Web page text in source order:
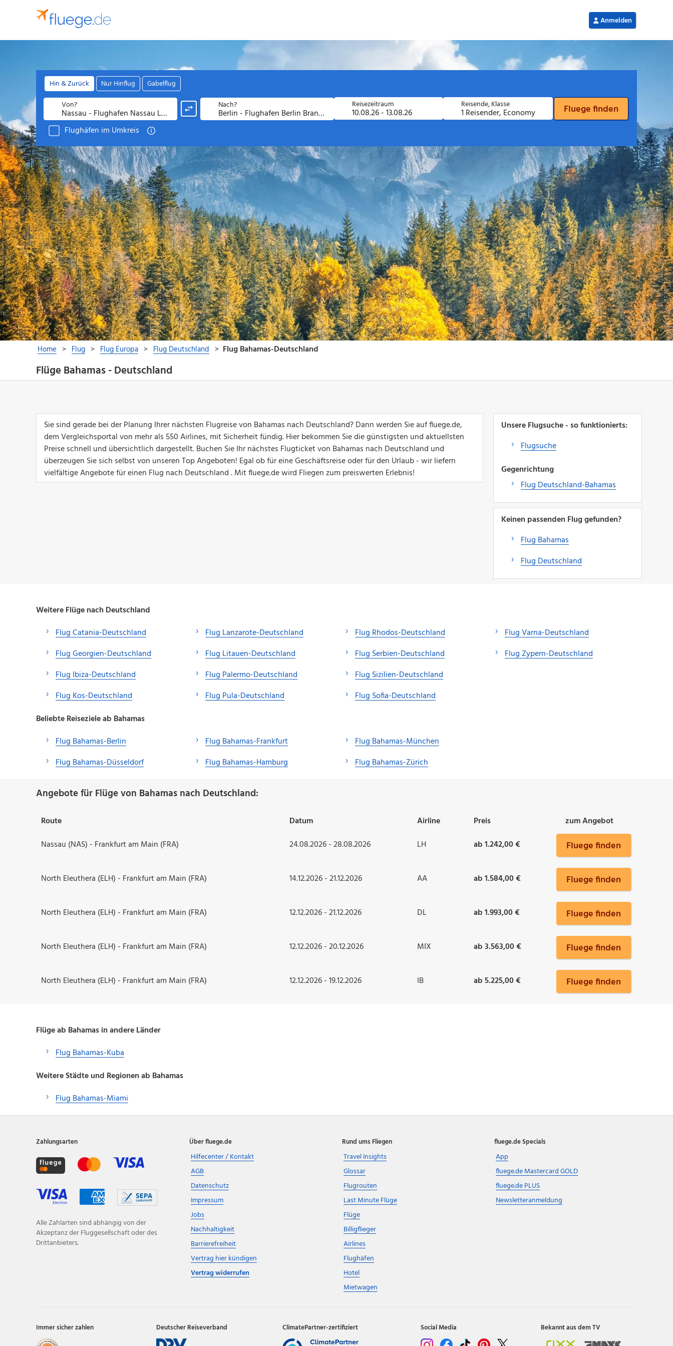
Flüge Bahamas - Deutschland
Sie sind gerade bei der Planung Ihrer nächsten Flugreise von Bahamas nach Deutschland? Dann werden Sie auf fluege.de,
dem Vergleichsportal von mehr als 550 Airlines, mit Sicherheit fündig. Hier bekommen Sie die günstigsten und aktuellsten
Preise schnell und übersichtlich dargestellt. Buchen Sie Ihr nächstes Flugticket von Bahamas nach Deutschland und
überzeugen Sie sich selbst von unseren Top Angeboten! Egal ob für eine Geschäftsreise oder für den Urlaub - wir liefern
vielfältige Angebote für einen Flug nach Deutschland . Mit fluege.de wird Fliegen zum preiswerten Erlebnis!
Unsere Flugsuche - so funktionierts:
Flugsuche
Gegenrichtung
Flug Deutschland-Bahamas
Keinen passenden Flug gefunden?
Flug Bahamas
Flug Deutschland
Weitere Flüge nach Deutschland
Flug Catania-Deutschland
Flug Georgien-Deutschland
Flug Ibiza-Deutschland
Flug Kos-Deutschland
Flug Lanzarote-Deutschland
Flug Litauen-Deutschland
Flug Palermo-Deutschland
Flug Pula-Deutschland
Flug Rhodos-Deutschland
Flug Serbien-Deutschland
Flug Sizilien-Deutschland
Flug Sofia-Deutschland
Flug Varna-Deutschland
Flug Zypern-Deutschland
Beliebte Reiseziele ab Bahamas
Flug Bahamas-Berlin
Flug Bahamas-Düsseldorf
Flug Bahamas-Frankfurt
Flug Bahamas-Hamburg
Flug Bahamas-München
Flug Bahamas-Zürich
Angebote für Flüge von Bahamas nach Deutschland:
Route Datum Airline Preis
zum Angebot
Nassau (NAS) - Frankfurt am Main (FRA)
24.08.2026 - 28.08.2026 LH ab 1.242,00 € Fluege finden
North Eleuthera (ELH) - Frankfurt am Main (FRA) 14.12.2026 - 21.12.2026 AA ab 1.584,00 € Fluege finden
North Eleuthera (ELH) - Frankfurt am Main (FRA) 12.12.2026 - 21.12.2026 DL ab 1.993,00 € Fluege finden
North Eleuthera (ELH) - Frankfurt am Main (FRA) 12.12.2026 - 20.12.2026 MIX ab 3.563,00 € Fluege finden
North Eleuthera (ELH) - Frankfurt am Main (FRA) 12.12.2026 - 19.12.2026 IB ab 5.225,00 € Fluege finden
Flüge ab Bahamas in andere Länder
Flug Bahamas-Kuba
Weitere Städte und Regionen ab Bahamas
Flug Bahamas-Miami